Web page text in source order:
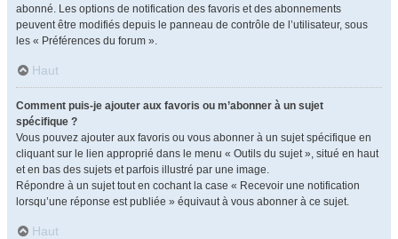
abonné. Les options de notification des favoris et des abonnements
peuvent être modifiés depuis le panneau de contrôle de l’utilisateur, sous
les « Préférences du forum ».
Haut
Comment puis-je ajouter aux favoris ou m’abonner à un sujet
spécifique ?
Vous pouvez ajouter aux favoris ou vous abonner à un sujet spécifique en
cliquant sur le lien approprié dans le menu « Outils du sujet », situé en haut
et en bas des sujets et parfois illustré par une image.
Répondre à un sujet tout en cochant la case « Recevoir une notification
lorsqu’une réponse est publiée » équivaut à vous abonner à ce sujet.
Haut